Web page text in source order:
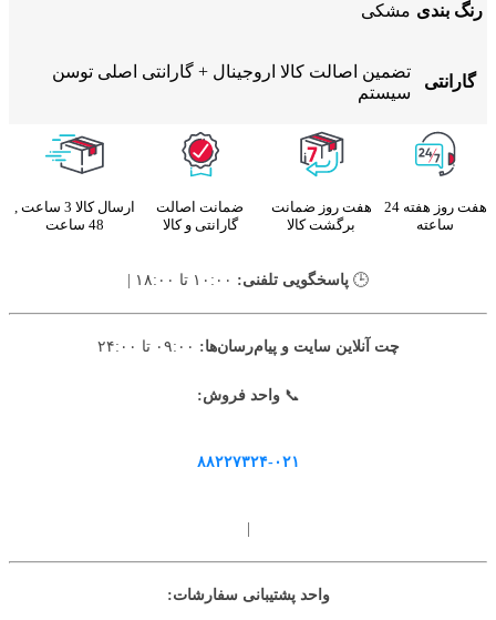
رنگ بندی مشکی
گارانتی
تضمین اصالت کالا اروجینال + گارانتی اصلی توسن
سیستم
هفت روز هفته 24
ساعته
هفت روز ضمانت
برگشت کالا
ضمانت اصالت
گارانتی و کالا
ارسال کالا 3 ساعت ,
48 ساعت
🕒 پاسخگویی تلفنی:
چت آنلاین سایت و پیام‌رسان‌ها:
📞واحد فروش:
۸۸۲۲۷۳۲۴-۰۲۱
واحد پشتیبانی سفارشات: